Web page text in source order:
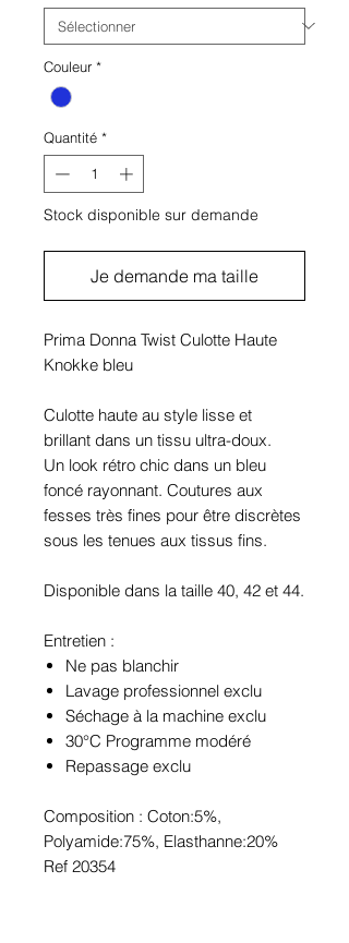
Couleur *
Quantité *
Stock disponible sur demande
Je demande ma taille
Prima Donna Twist Culotte Haute
Knokke bleu
Culotte haute au style lisse et
brillant dans un tissu ultra-doux.
Un look rétro chic dans un bleu
foncé rayonnant. Coutures aux
fesses très fines pour être discrètes
sous les tenues aux tissus fins.
Disponible dans la taille 40, 42 et 44.
Entretien :
Ne pas blanchir
Lavage professionnel exclu
Séchage à la machine exclu
30°C Programme modéré
Repassage exclu
Composition : Coton:5%,
Polyamide:75%, Elasthanne:20%
Ref 20354